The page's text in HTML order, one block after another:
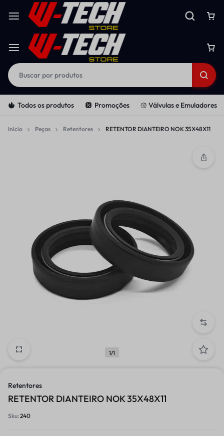
Todos os produtos Promoções 𑁍 Válvulas e Emuladores
Início Peças Retentores RETENTOR DIANTEIRO NOK 35X48X11
1/1
Retentores
RETENTOR DIANTEIRO NOK 35X48X11
Sku:240